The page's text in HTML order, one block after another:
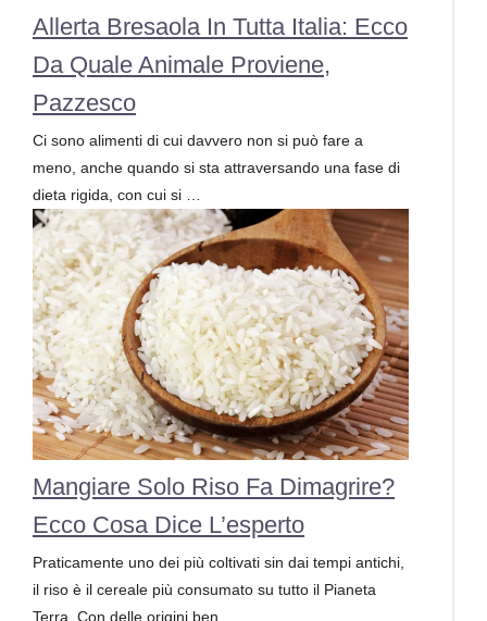
Allerta Bresaola In Tutta Italia: Ecco
Da Quale Animale Proviene,
Pazzesco
Ci sono alimenti di cui davvero non si può fare a
meno, anche quando si sta attraversando una fase di
dieta rigida, con cui si …
Mangiare Solo Riso Fa Dimagrire?
Ecco Cosa Dice L’esperto
Praticamente uno dei più coltivati sin dai tempi antichi,
il riso è il cereale più consumato su tutto il Pianeta
Terra. Con delle origini ben …